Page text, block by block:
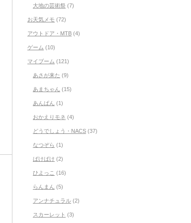
大地の芸術祭(7)
お天気メモ (72)
アウトドア・MTB(4)
ゲーム (10)
マイブーム (121)
あさが来た (9)
あまちゃん (15)
あんぱん (1)
おかえりモネ (4)
どうでしょう・NACS(37)
なつぞら (1)
ばけばけ (2)
ひよっこ (16)
らんまん (5)
アンナチュラル(2)
スカーレット (3)